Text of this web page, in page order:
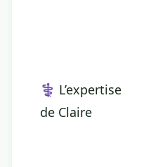
‍⚕️ L’expertise
de Claire